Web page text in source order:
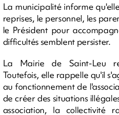
La municipalité informe
reprises, le personnel, les
le Président pour
difficultés semblent persister.
La Mairie de Saint-Leu
Toutefois, elle rappelle qu'il
au fonctionnement de
de créer des situations
association, la collectivité